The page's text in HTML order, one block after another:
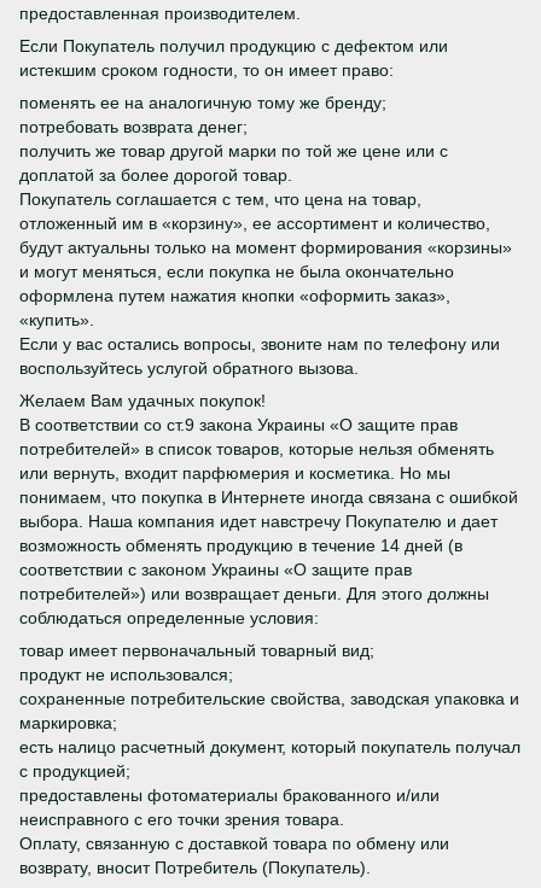
предоставленная производителем.
Если Покупатель получил продукцию с дефектом или
истекшим сроком годности, то он имеет право:
поменять ее на аналогичную тому же бренду;
потребовать возврата денег;
получить же товар другой марки по той же цене или с
доплатой за более дорогой товар.
Покупатель соглашается с тем, что цена на товар,
отложенный им в «корзину», ее ассортимент и количество,
будут актуальны только на момент формирования «корзины»
и могут меняться, если покупка не была окончательно
оформлена путем нажатия кнопки «оформить заказ»,
«купить».
Если у вас остались вопросы, звоните нам по телефону или
воспользуйтесь услугой обратного вызова.
Желаем Вам удачных покупок!
В соответствии со ст.9 закона Украины «О защите прав
потребителей» в список товаров, которые нельзя обменять
или вернуть, входит парфюмерия и косметика. Но мы
понимаем, что покупка в Интернете иногда связана с ошибкой
выбора. Наша компания идет навстречу Покупателю и дает
возможность обменять продукцию в течение 14 дней (в
соответствии с законом Украины «О защите прав
потребителей») или возвращает деньги. Для этого должны
соблюдаться определенные условия:
товар имеет первоначальный товарный вид;
продукт не использовался;
сохраненные потребительские свойства, заводская упаковка и
маркировка;
есть налицо расчетный документ, который покупатель получал
с продукцией;
предоставлены фотоматериалы бракованного и/или
неисправного с его точки зрения товара.
Оплату, связанную с доставкой товара по обмену или
возврату, вносит Потребитель (Покупатель).